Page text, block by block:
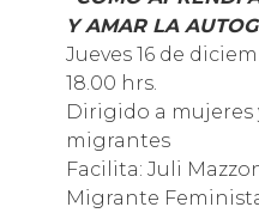
Y AMAR LA
Jueves 16 de
18.00 hrs.
Dirigido a mujeres
migrantes
Facilita: Juli
Migrante